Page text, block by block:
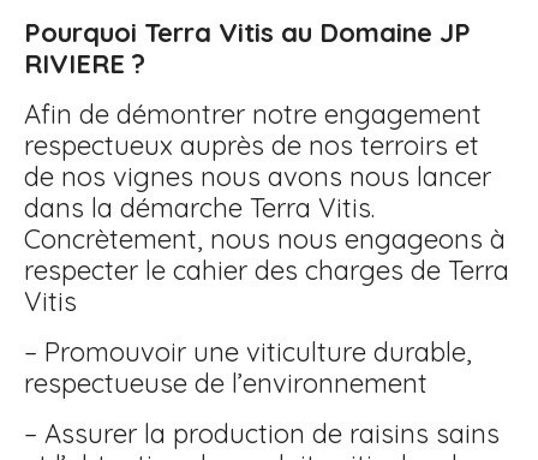
Pourquoi Terra Vitis au Domaine JP
RIVIERE ?
Afin de démontrer notre engagement
respectueux auprès de nos terroirs et
de nos vignes nous avons nous lancer
dans la démarche Terra Vitis.
Concrètement, nous nous engageons à
respecter le cahier des charges de Terra
Vitis
– Promouvoir une viticulture durable,
respectueuse de l’environnement
– Assurer la production de raisins sains